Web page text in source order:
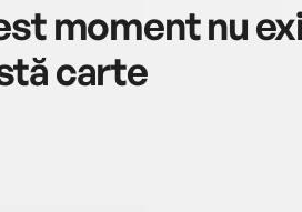
moment nu
carte